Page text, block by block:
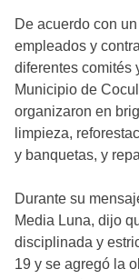
De acuerdo con
empleados y
diferentes comités
Municipio de
organizaron en
limpieza,
y banquetas, y
Durante su
Media Luna, dijo
disciplinada y
19 y se agregó la